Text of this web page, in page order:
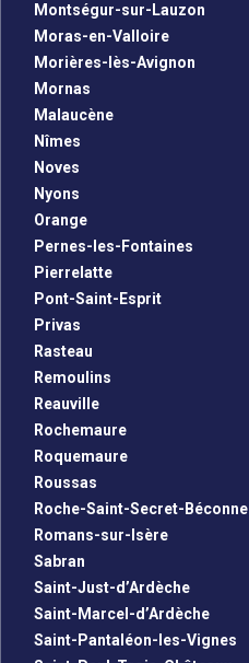
Montségur-sur-Lauzon
Moras-en-Valloire
Morières-lès-Avignon
Mornas
Malaucène
Nîmes
Noves
Nyons
Orange
Pernes-les-Fontaines
Pierrelatte
Pont-Saint-Esprit
Privas
Rasteau
Remoulins
Reauville
Rochemaure
Roquemaure
Roussas
Roche-Saint-Secret-Béconne
Romans-sur-Isère
Sabran
Saint-Just-d’Ardèche
Saint-Marcel-d’Ardèche
Saint-Pantaléon-les-Vignes